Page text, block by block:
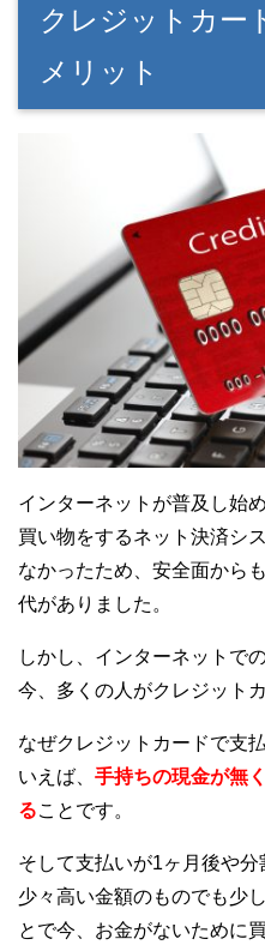
クレジットカー
メリット
インターネットが普及し始
買い物をするネット決済シ
なかったため、安全面から
代がありました。
しかし、インターネットで
今、多くの人がクレジット
なぜクレジットカードで支
いえば、 手持ちの現金が無
ることです。
そして支払いが1ヶ月後や分
少々高い金額のものでも少
とで今、お金がないために